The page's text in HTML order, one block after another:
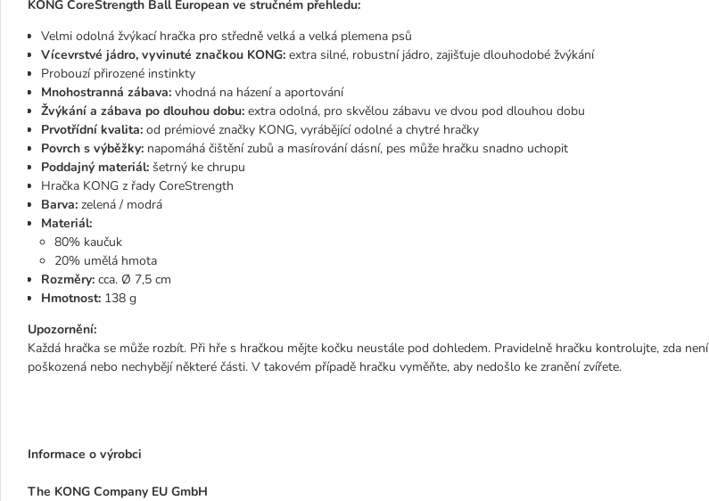
KONG CoreStrength Ball European ve stručném přehledu:
Velmi odolná žvýkací hračka pro středně velká a velká plemena psů
Vícevrstvé jádro, vyvinuté značkou KONG: extra silné, robustní jádro, zajišťuje dlouhodobé žvýkání
Probouzí přirozené instinkty
Mnohostranná zábava: vhodná na házení a aportování
Žvýkání a zábava po dlouhou dobu: extra odolná, pro skvělou zábavu ve dvou pod dlouhou dobu
Prvotřídní kvalita: od prémiové značky KONG, vyrábějící odolné a chytré hračky
Povrch s výběžky: napomáhá čištění zubů a masírování dásní, pes může hračku snadno uchopit
Poddajný materiál: šetrný ke chrupu
Hračka KONG z řady CoreStrength
Barva: zelená / modrá
Materiál:
80% kaučuk
20% umělá hmota
Rozměry: cca. Ø 7,5 cm
Hmotnost: 138 g
Upozornění:
Každá hračka se může rozbít. Při hře s hračkou mějte kočku neustále pod dohledem. Pravidelně hračku kontrolujte, zda není
poškozená nebo nechybějí některé části. V takovém případě hračku vyměňte, aby nedošlo ke zranění zvířete.
Informace o výrobci
The KONG Company EU GmbH